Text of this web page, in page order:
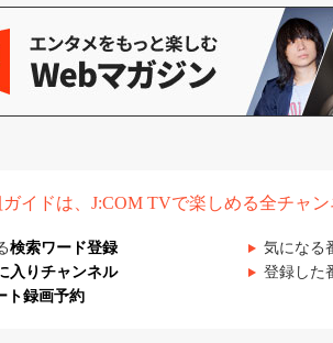
イドは、J:COM TVで楽しめる全チャ
検索ワード登録 気になる
入りチャンネル 登録した
ト録画予約